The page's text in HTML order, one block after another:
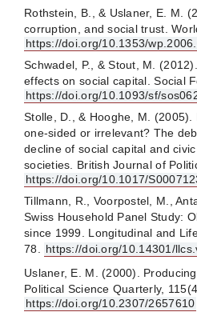
Rothstein, B., & Uslaner, E. M.
corruption, and social trust.
https://doi.org/10.1353/
Schwadel, P., & Stout, M.
effects on social capital. Social
https://doi.org/10.1093/sf/
Stolle, D., & Hooghe, M. (2005).
one-sided or irrelevant? The
decline of social capital and
societies. British Journal of
https://doi.org/10.1017/
Tillmann, R., Voorpostel, M.,
Swiss Household Panel Study:
since 1999. Longitudinal and
78.
https://doi.org/10.14301/
Uslaner, E. M. (2000).
Political Science Quarterly,
https://doi.org/10.2307/2657610